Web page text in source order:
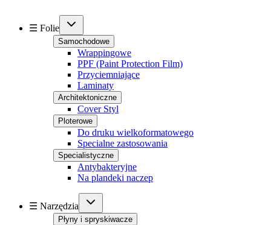
☰ Folie
Samochodowe
Wrappingowe
PPF (Paint Protection Film)
Przyciemniające
Laminaty
Architektoniczne
Cover Styl
Ploterowe
Do druku wielkoformatowego
Specialne zastosowania
Specialistyczne
Antybakteryjne
Na plandeki naczep
☰ Narzędzia
Płyny i spryskiwacze